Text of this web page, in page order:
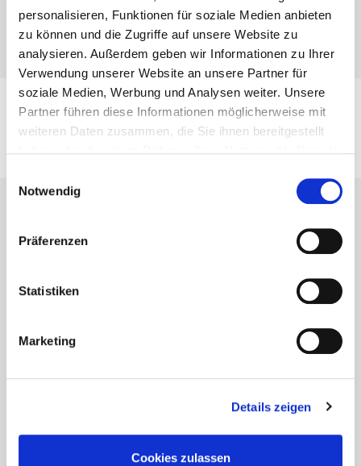
personalisieren, Funktionen für soziale Medien anbieten
zu können und die Zugriffe auf unsere Website zu
analysieren. Außerdem geben wir Informationen zu Ihrer
Verwendung unserer Website an unsere Partner für
soziale Medien, Werbung und Analysen weiter. Unsere
Partner führen diese Informationen möglicherweise mit
weiteren Daten zusammen, die Sie ihnen bereitgestellt
Notwendig
Präferenzen
Statistiken
Marketing
Details zeigen
Cookies zulassen
Catalogues